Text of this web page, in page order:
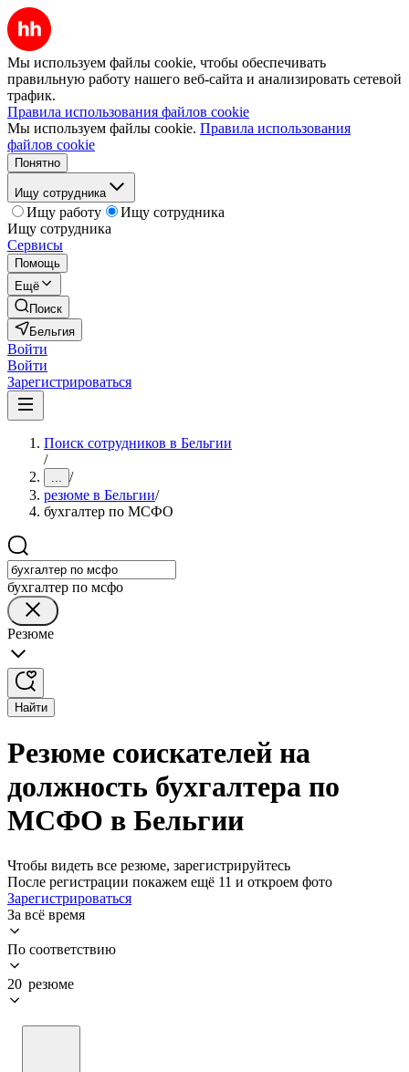
Мы используем файлы cookie, чтобы обеспечивать
правильную работу нашего веб-сайта и анализировать сетевой
трафик.
Правила использования файлов cookie
Мы используем файлы cookie. Правила использования
файлов cookie
Понятно
Ищу сотрудника
Ищу работу
Ищу сотрудника
Ищу сотрудника
Сервисы
Помощь
Ещё
Поиск
Бельгия
Войти
Войти
Зарегистрироваться
Поиск сотрудников в Бельгии
/
... /
резюме в Бельгии/
бухгалтер по МСФО
бухгалтер по мсфо
Резюме
Найти
Резюме соискателей на
должность бухгалтера по
МСФО в Бельгии
Чтобы видеть все резюме, зарегистрируйтесь
После регистрации покажем ещё 11 и откроем фото
Зарегистрироваться
За всё время
По соответствию
20 резюме